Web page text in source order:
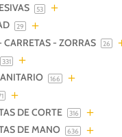
53
29
CARRETAS - ZORRAS 26
331
166
DE CORTE 316
DE MANO 636